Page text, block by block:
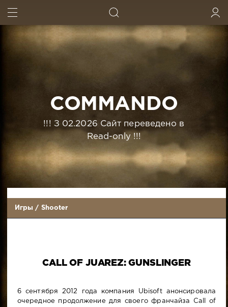
COMMANDO
!!! З 02.2026 Сайт переведено в
Read-only !!!
Игры / Shooter
CALL OF JUAREZ: GUNSLINGER
6 сентября 2012 года компания Ubisoft анонсировала
очередное продолжение для своего франчайза Call of